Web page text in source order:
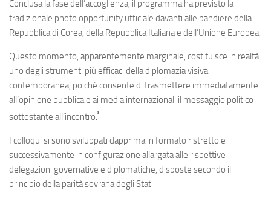
Conclusa la fase dell’accoglienza, il programma ha previsto la
tradizionale photo opportunity ufficiale davanti alle bandiere della
Repubblica di Corea, della Repubblica Italiana e dell’Unione Europea.
Questo momento, apparentemente marginale, costituisce in realtà
uno degli strumenti più efficaci della diplomazia visiva
contemporanea, poiché consente di trasmettere immediatamente
all’opinione pubblica e ai media internazionali il messaggio politico
sottostante all’incontro.³
I colloqui si sono sviluppati dapprima in formato ristretto e
successivamente in configurazione allargata alle rispettive
delegazioni governative e diplomatiche, disposte secondo il
principio della parità sovrana degli Stati.